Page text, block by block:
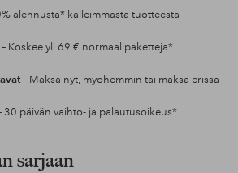
alennusta* kalleimmasta tuotteesta
– Koskee yli 69 € normaalipaketteja*
– Maksa nyt, myöhemmin tai maksa erissä
30 päivän vaihto- ja palautusoikeus*
sarjaan